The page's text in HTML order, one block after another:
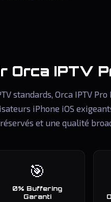
Orca IPTV
standards, Orca IPTV
iPhone iOS
et une qualité
🎯
0% Buffering
Garanti